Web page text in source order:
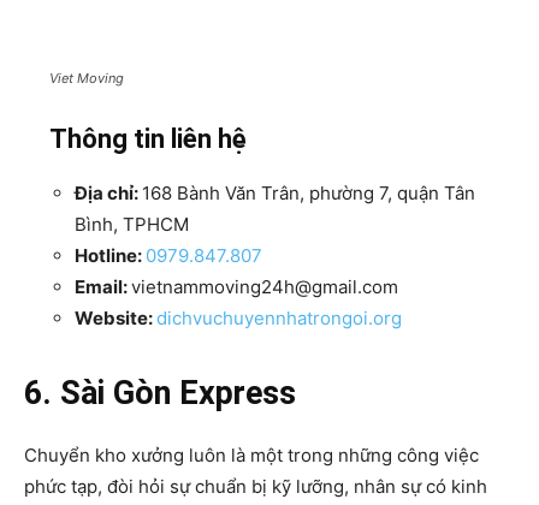
Viet Moving
Thông tin liên hệ
Địa chỉ: 168 Bành Văn Trân, phường 7, quận Tân
Bình, TPHCM
Hotline: 0979.847.807
Email:vietnammoving24h@gmail.com
Website:dichvuchuyennhatrongoi.org
6. Sài Gòn Express
Chuyển kho xưởng luôn là một trong những công việc
phức tạp, đòi hỏi sự chuẩn bị kỹ lưỡng, nhân sự có kinh